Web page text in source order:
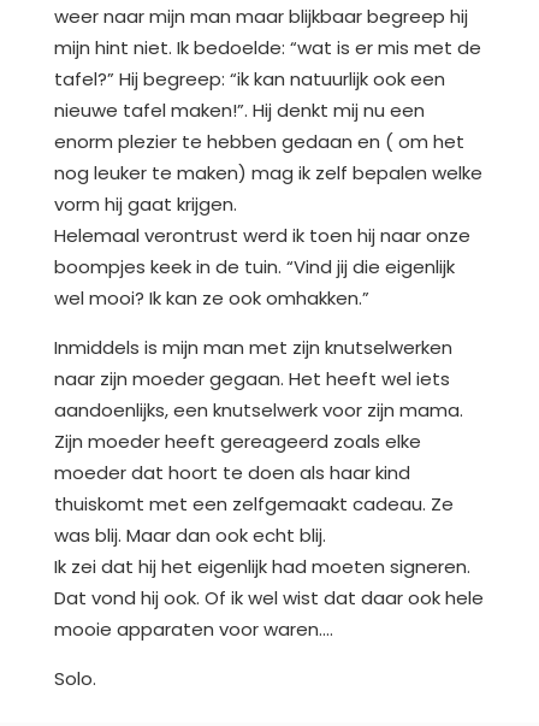
weer naar mijn man maar blijkbaar begreep hij
mijn hint niet. Ik bedoelde: “wat is er mis met de
tafel?” Hij begreep: “ik kan natuurlijk ook een
nieuwe tafel maken!”. Hij denkt mij nu een
enorm plezier te hebben gedaan en ( om het
nog leuker te maken) mag ik zelf bepalen welke
vorm hij gaat krijgen.
Helemaal verontrust werd ik toen hij naar onze
boompjes keek in de tuin. “Vind jij die eigenlijk
wel mooi? Ik kan ze ook omhakken.”
Inmiddels is mijn man met zijn knutselwerken
naar zijn moeder gegaan. Het heeft wel iets
aandoenlijks, een knutselwerk voor zijn mama.
Zijn moeder heeft gereageerd zoals elke
moeder dat hoort te doen als haar kind
thuiskomt met een zelfgemaakt cadeau. Ze
was blij. Maar dan ook echt blij.
Ik zei dat hij het eigenlijk had moeten signeren.
Dat vond hij ook. Of ik wel wist dat daar ook hele
mooie apparaten voor waren….
Solo.